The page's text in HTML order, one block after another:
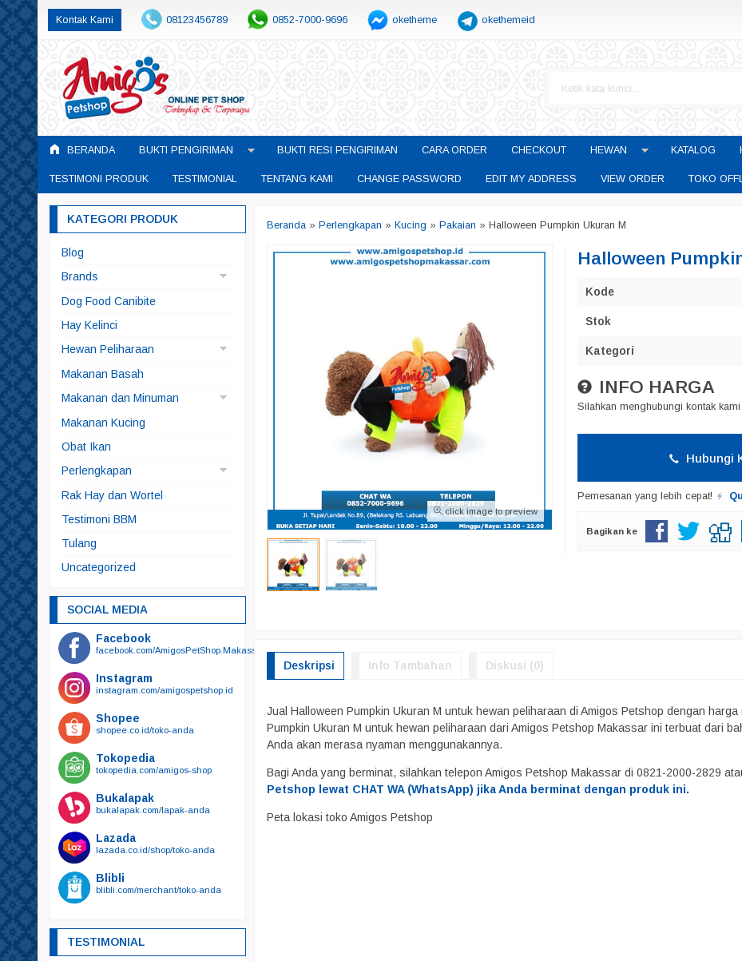
Kontak Kami 08123456789 0852-7000-9696 oketheme okethemeid
BERANDA BUKTI PENGIRIMAN BUKTI RESI PENGIRIMAN CARA ORDER CHECKOUT HEWAN KATALOG
TESTIMONI PRODUK TESTIMONIAL TENTANG KAMI CHANGE PASSWORD EDIT MY ADDRESS VIEW ORDER TOKO
Beranda » Perlengkapan » Kucing » Pakaian » Halloween Pumpkin Ukuran M
click image to preview
Halloween
Kode
Stok
Kategori
INFO HARGA
Silahkan menghubungi kontak
Hubungi
Pemesanan yang lebih cepat!
Bagikan ke
Deskripsi Info Tambahan Diskusi (0)
Jual Halloween Pumpkin Ukuran M untuk hewan peliharaan di Amigos Petshop dengan
Pumpkin Ukuran M untuk hewan peliharaan dari Amigos Petshop Makassar ini terbuat dari
Anda akan merasa nyaman menggunakannya.
Bagi Anda yang berminat, silahkan telepon Amigos Petshop Makassar di 0821-2000-2829
Petshop lewat CHAT WA (WhatsApp) jika Anda berminat dengan produk ini.
Peta lokasi toko Amigos Petshop
KATEGORI PRODUK
Blog
Brands
Arqui Fresh
Doggyman
Pedigree
Dog Food Canibite
Hay Kelinci
Hewan Peliharaan
Anjing
Kucing
Makanan Basah
Makanan dan Minuman
Makanan Anjing
Makanan Ikan
Makanan Kelinci
Makanan Kura-kura
Snack
Makanan Kucing
Obat Ikan
Perlengkapan
Brangus
Kucing
Botol Minum
Botol Susu
Gunting
Kalung Tali Harnest
Kalung
Kandang
Mainan
Makanan
Friskies
whiskas
Rak Hay dan Wortel
Testimoni BBM
Tulang
Uncategorized
SOCIAL MEDIA
Facebook
facebook.com/AmigosPetShop.Makassar
Instagram
instagram.com/amigospetshop.id
Shopee
shopee.co.id/toko-anda
Tokopedia
tokopedia.com/amigos-shop
Bukalapak
bukalapak.com/lapak-anda
Lazada
lazada.co.id/shop/toko-anda
Blibli
blibli.com/merchant/toko-anda
TESTIMONIAL